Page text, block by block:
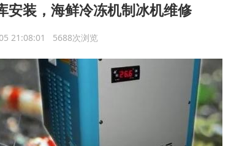
安装，海鲜冷冻机制冰机维修
21:08:01 5688次浏览